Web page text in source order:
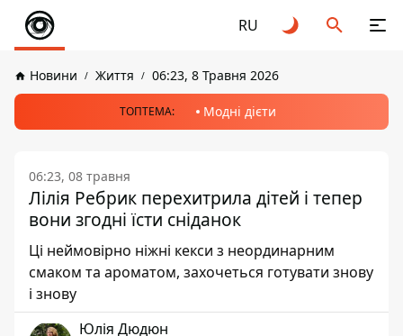
RU
Новини Життя 06:23, 8 Травня 2026
ТОПТЕМА: Модні дієти
06:23, 08 травня
Лілія Ребрик перехитрила дітей і тепер
вони згодні їсти сніданок
Ці неймовірно ніжні кекси з неординарним
смаком та ароматом, захочеться готувати знову
і знову
Юлія Дюдюн